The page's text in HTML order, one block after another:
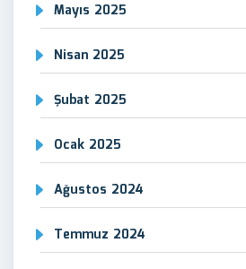
Mayıs 2025
Nisan 2025
Şubat 2025
Ocak 2025
Ağustos 2024
Temmuz 2024